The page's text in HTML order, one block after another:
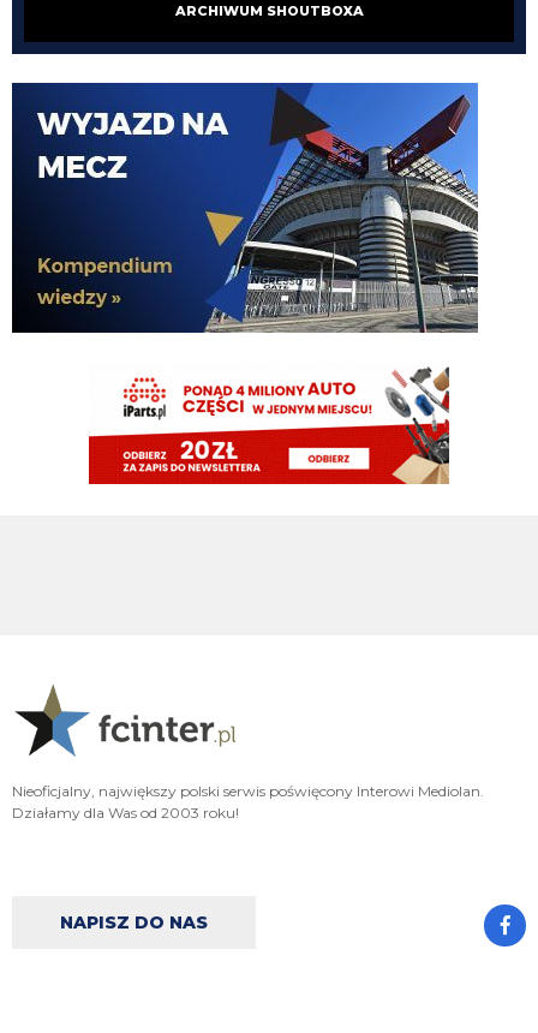
Ty nazwałeś go plackiem przypominam
fajnie ze diouf kolejny mecz z golem, ołktri ma tym samym argumenty zeby
w sumie zamknac juz mercato
ragnar 08.08.2026 15:02
Ładnie Bovio czy jak mu tam skubnał
08.08.2026 15:00
08.08.2026 15:00
Imrahil 08.08.2026 14:55
1-2
FENDI_SOSA 08.08.2026 14:55
uff bo dalem ich bramke i over 1.5 w meczu xd bet
ARCHIWUM SHOUTBOXA
Nieoficjalny, największy polski serwis poświęcony Interowi Mediolan.
Działamy dla Was od 2003 roku!
NAPISZ DO NAS